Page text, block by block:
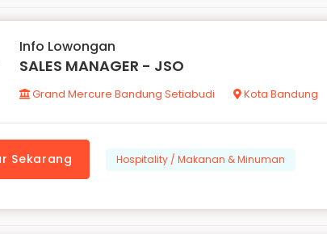
Info Lowongan
SALES MANAGER - JSO
Grand Mercure Bandung Setiabudi Kota Bandung
Sekarang Hospitality / Makanan & Minuman